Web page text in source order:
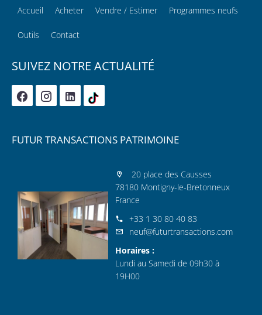
Accueil Acheter Vendre / Estimer Programmes neufs
Outils Contact
SUIVEZ NOTRE ACTUALITÉ
FUTUR TRANSACTIONS PATRIMOINE
20 place des Causses
78180 Montigny-le-Bretonneux
France
+33 1 30 80 40 83
neuf@futurtransactions.com
Horaires :
Lundi au Samedi de 09h30 à
19H00